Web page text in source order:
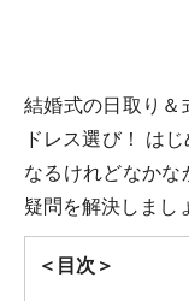
結婚式の日取り＆
ドレス選び！ は
なるけれどなか
疑問を解決しまし
＜目次＞